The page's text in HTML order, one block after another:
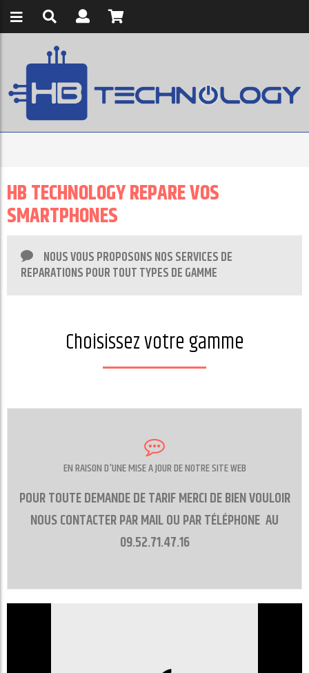
HB TECHNOLOGY REPARE VOS
SMARTPHONES
NOUS VOUS PROPOSONS NOS SERVICES DE
REPARATIONS POUR TOUT TYPES DE GAMME
Choisissez votre gamme
EN RAISON D'UNE MISE A JOUR DE NOTRE SITE WEB
POUR TOUTE DEMANDE DE TARIF MERCI DE BIEN VOULOIR
NOUS CONTACTER PAR MAIL OU PAR TÉLÉPHONE AU
09.52.71.47.16
CONTACT